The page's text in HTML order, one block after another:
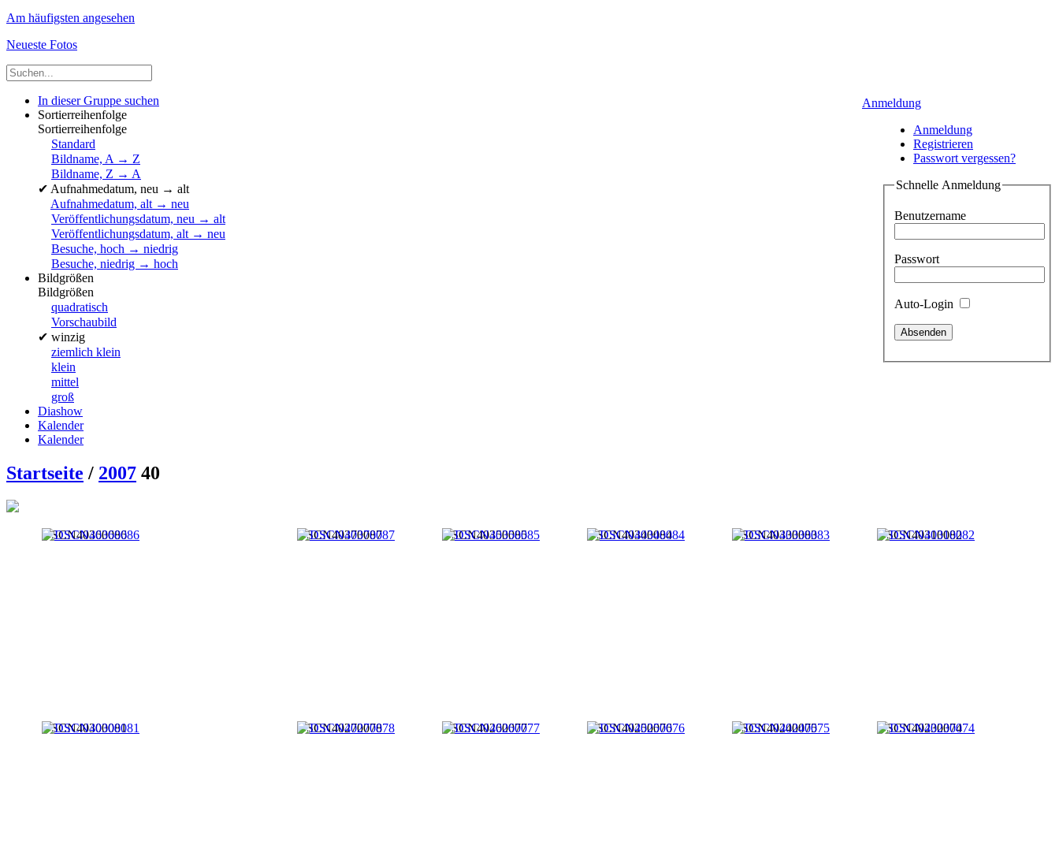
Am häufigsten angesehen
Neueste Fotos
Anmeldung
Anmeldung
Registrieren
Passwort vergessen?
Schnelle Anmeldung
Benutzername
Passwort
Auto-Login
In dieser Gruppe suchen
Sortierreihenfolge
Sortierreihenfolge
Standard
Bildname, A → Z
Bildname, Z → A
✔ Aufnahmedatum, neu → alt
Aufnahmedatum, alt → neu
Veröffentlichungsdatum, neu → alt
Veröffentlichungsdatum, alt → neu
Besuche, hoch → niedrig
Besuche, niedrig → hoch
Bildgrößen
Bildgrößen
quadratisch
Vorschaubild
✔ winzig
ziemlich klein
klein
mittel
groß
Diashow
Kalender
Kalender
Startseite / 2007 40
DSCN40360086 DSCN40370087 DSCN40350085 DSCN40340084 DSCN40330083 DSCN40310082
DSCN40300081 DSCN40270078 DSCN40260077 DSCN40250076 DSCN40240075 DSCN40230074